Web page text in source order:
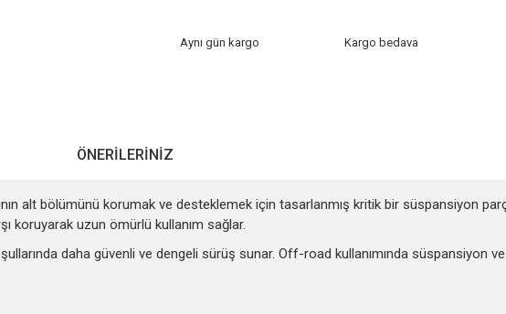
Aynı gün kargo Kargo bedava
ÖNERILERINIZ
alt bölümünü korumak ve desteklemek için tasarlanmış kritik bir süspansiyon
koruyarak uzun ömürlü kullanım sağlar.
daha güvenli ve dengeli sürüş sunar. Off-road kullanımında süspansiyon